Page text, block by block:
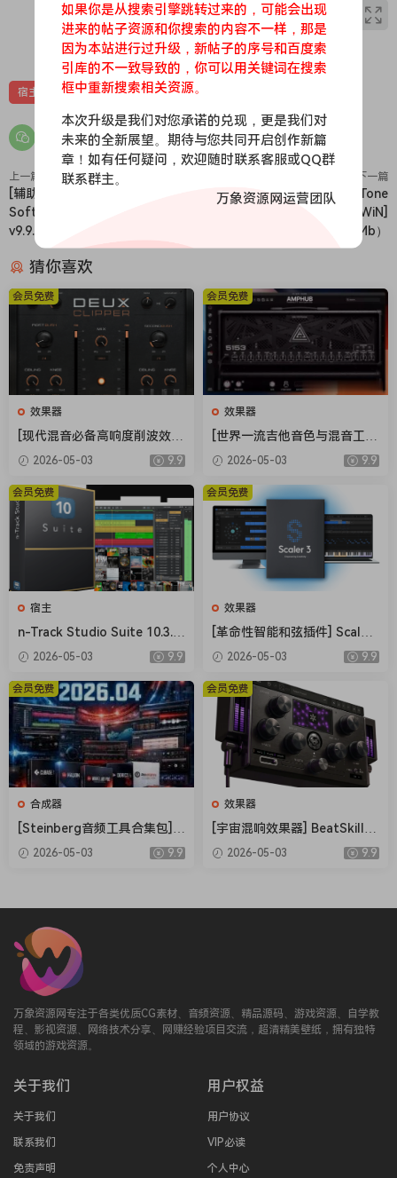
的地方在于我们的硬件集成设备系列。
进入Grid
Grid是声音设计师的梦想。它可以是合成器、音频效果或您能想
象到的大多数东西。它是一个模块化的声音设计环境，供您从头
开始构建自己的创作。
适合您的音频处理
音频剪辑是您的音乐模块，可以在其中进行编辑。可以根据起始
点拆分、使用曲线重新调整音高，以各种方式进行缩放和拉伸。
当节奏变化时，您的音频将与之匹配，得益于我们和Zplane提供
的时间拉伸选项。
更多功能的音符
我们的音符是动态的，允许为每个单独音符设置微调、压力、平
作为MPE或CV信号发送。甚至可以使用运算符添加一些音乐逻
辑，调制音符的播放时间和方式。
任何地方的音频组合
组合是一种清晰的工作流程，用于录制并结合多个片段的最佳部
分。在Bitwig中，这适用于任何音频剪辑，因此可以自由切换到
排列器和启动器。甚至可以拖入长音频以“折叠”新的组合，在新
的方式下探索旧磁带。
乐器和效果
拥有超过90种不同的乐器、音频和音符效果、容器设备和信号路
由器，您可以将任何创意转化为音乐。
采样器，重新采样
来认识一下Bitwig Studio的采样器，它具有多种播放模式、基
于音符的动态调制和强大的多采样编辑器。
Bitwig Studio 5.1.9中的更改[2024年5月6日发布]
修复
记录音符音高弯曲并不总是准确的（回归）[35775]
编曲器中某些参数类型的自动记录（如静音）没有保持关闭（未
静音）状态（回归）[35666]
macOS：修复了在设备断开连接时扫描设备元数据时潜在的音频
引擎崩溃[35405]
SSL原生通道条插件：修正了添加超过8个FX轨道时的问题
[35777]
RELEASE NUMBER: FLARE-1907/FLARE-1908/FLARE-1909
Bitwig Studio is the single solution for realizing any
Bitwig Studio 5 is OUT NOW and it introduces five new
MSEGs
Developing this family of modulators and modules led to a
major upgrade for our entire modulation system. In version
5, modulators can do more, like control track- and project-
level parameters and expand into pop-out windows. We
and overhauled the browsers to make it easy to find what
you need.
Browse Better
The browser improvements are more than just a fresh coat
0
宿主 工具 苹果 苹果宿主
上一篇
[辅助音乐合成编辑器]Myriad
Software Harmony Assistant
v9.9.8 [WiN]（104.3MB）
下一篇
[经典英式美式均衡器]Tone
Empire RES-Q v1.3[WiN]
（46Mb）
猜你喜欢
效果器
[现代混音必备高响度削波效果
插件] Audioloom Maciel Aud
io Deux Clipper v1.0.0 [WiN,
MacOSX]（34.5MB+145MB)
2026-05-03 9.9
会员免费
效果器
[世界一流吉他音色与混音工具
全套合集] STL Tones Bundle
v2026.04 [WiN, MacOSX]（1.
48GB+3.34GB）
2026-05-03 9.9
会员免费
宿主
n-Track Studio Suite 10.3.0.
10767 Multilingual [WiN]（2
2026-05-03 9.9
会员免费
效果器
[革命性智能和弦插件] Scaler
Music Scaler 3 v3.2.2 Regge
d-HCiSO [MacOSX]（1.45G
B）
2026-05-03 9.9
会员免费
合成器
[Steinberg音频工具合集包] S
teinberg Complete Bundle
2026.04 [MacOSX]（26.4G
2026-05-03 9.9
会员免费
效果器
[宇宙混响效果器] BeatSkillz
SpaceWolf v1.0.2 U2B-MORi
A [MacOSX]（153MB）
2026-05-03 9.9
会员免费
万象资源网专注于各类优质CG素材、音频资源、精品源码、游戏资源、自学教
程、影视资源、网络技术分享、网赚经验项目交流，超清精美壁纸，拥有独特
领域的游戏资源。
关于我们
关于我们
联系我们
免责声明
用户权益
用户协议
VIP必读
个人中心
如果你是从搜索引擎跳转过来的，可能会出现
进来的帖子资源和你搜索的内容不一样，那是
因为本站进行过升级，新帖子的序号和百度索
引库的不一致导致的，你可以用关键词在搜索
框中重新搜索相关资源。
本次升级是我们对您承诺的兑现，更是我们对
未来的全新展望。期待与您共同开启创作新篇
章！如有任何疑问，欢迎随时联系客服或QQ群
联系群主。
万象资源网运营团队